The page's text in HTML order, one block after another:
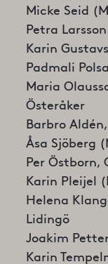
Micke Seid
Petra
Karin
Padmali
Maria
Österåker
Barbro
Åsa Sjöberg
Per Östborn,
Karin Pleijel
Helena
Lidingö
Joakim
Karin